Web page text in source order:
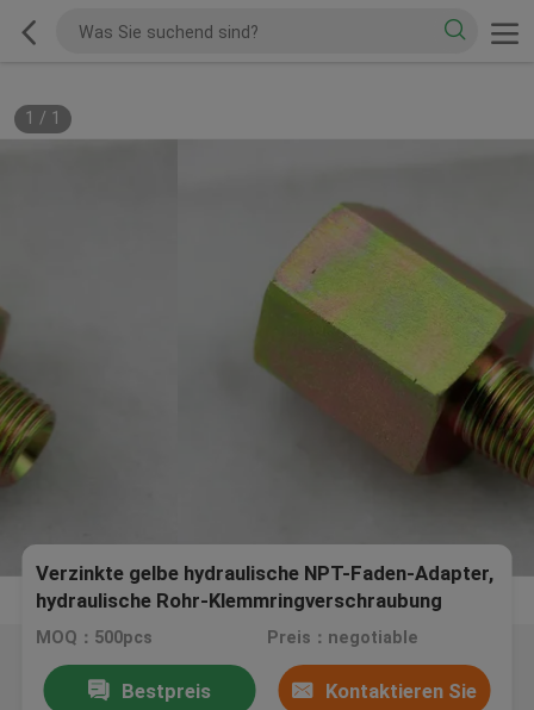
1 / 1
Verzinkte gelbe hydraulische NPT-Faden-Adapter,
hydraulische Rohr-Klemmringverschraubung
MOQ：500pcs Preis：negotiable
Bestpreis Kontaktieren Sie